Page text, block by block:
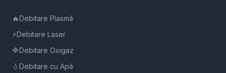
🔥Debitare Plasmă
⚡Debitare Laser
🔷Debitare Oxigaz
💧 Debitare cu Apă